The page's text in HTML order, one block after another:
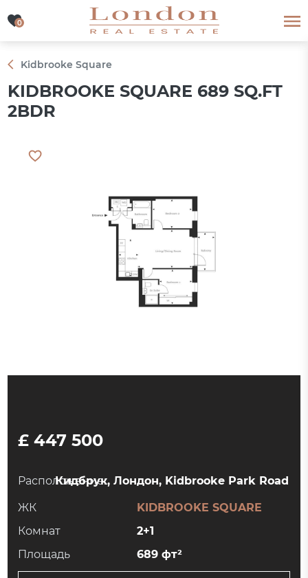
0
0
Kidbrooke Square
KIDBROOKE SQUARE 689 SQ.FT
2BDR
£ 447 500
Расположение:
Кидбрук, Лондон, Kidbrooke Park Road
ЖК
KIDBROOKE SQUARE
Комнат
2+1
Площадь
689 фт²